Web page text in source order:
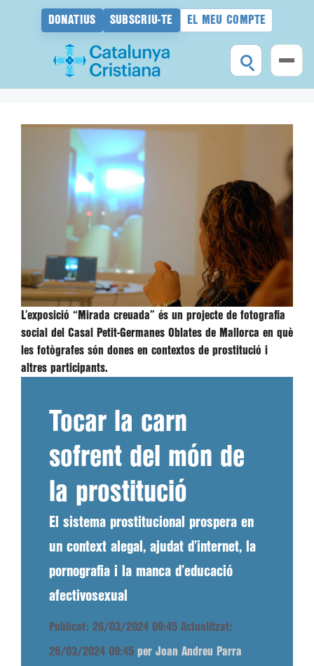
DONATIUS SUBSCRIU-TE EL MEU COMPTE
L’exposició “Mirada creuada” és un projecte de fotografia
social del Casal Petit-Germanes Oblates de Mallorca en què
les fotògrafes són dones en contextos de prostitució i
altres participants.
Tocar la carn
sofrent del món de
la prostitució
El sistema prostitucional prospera en
un context alegal, ajudat d’internet, la
pornografia i la manca d’educació
afectivosexual
Publicat: 26/03/2024 09:45 Actualitzat:
26/03/2024 09:45 per Joan Andreu Parra